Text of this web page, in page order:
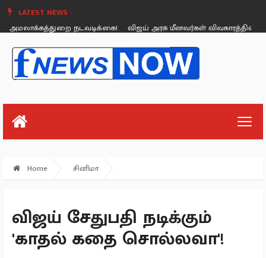
LATEST NEWS :
நடவடிக்கை!.
விஜய் அரசு மீனவர்கள் விவகாரத்தில் என்ன
Sunday, August 26
Home சினிமா
விஜய் சேதுபதி நடிக்கும்
'காதல் கதை சொல்லவா'!